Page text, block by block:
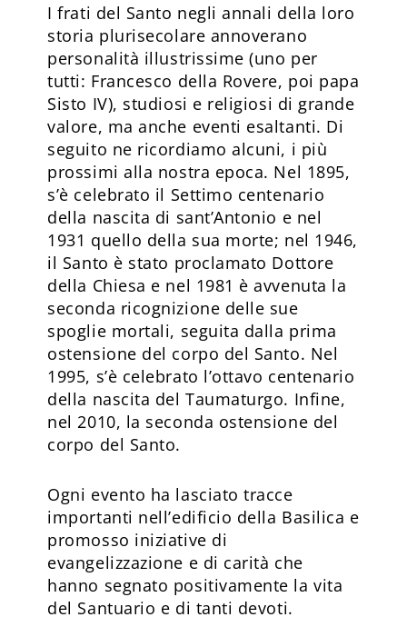
I frati del Santo negli annali della loro
storia plurisecolare annoverano
personalità illustrissime (uno per
tutti: Francesco della Rovere, poi papa
Sisto IV), studiosi e religiosi di grande
valore, ma anche eventi esaltanti. Di
seguito ne ricordiamo alcuni, i più
prossimi alla nostra epoca. Nel 1895,
s’è celebrato il Settimo centenario
della nascita di sant’Antonio e nel
1931 quello della sua morte; nel 1946,
il Santo è stato proclamato Dottore
della Chiesa e nel 1981 è avvenuta la
seconda ricognizione delle sue
spoglie mortali, seguita dalla prima
ostensione del corpo del Santo. Nel
1995, s’è celebrato l’ottavo centenario
della nascita del Taumaturgo. Infine,
nel 2010, la seconda ostensione del
corpo del Santo.
Ogni evento ha lasciato tracce
importanti nell’edificio della Basilica e
promosso iniziative di
evangelizzazione e di carità che
hanno segnato positivamente la vita
del Santuario e di tanti devoti.